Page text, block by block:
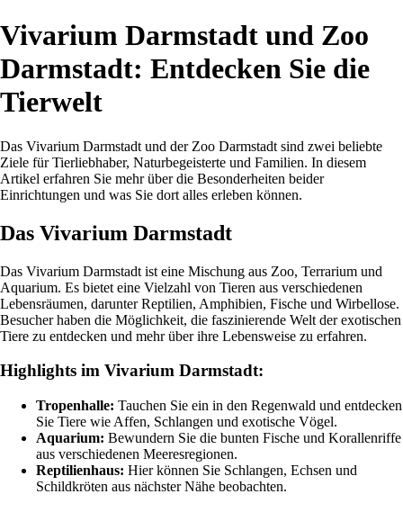
Vivarium Darmstadt und Zoo
Darmstadt: Entdecken Sie die
Tierwelt
Das Vivarium Darmstadt und der Zoo Darmstadt sind zwei beliebte
Ziele für Tierliebhaber, Naturbegeisterte und Familien. In diesem
Artikel erfahren Sie mehr über die Besonderheiten beider
Einrichtungen und was Sie dort alles erleben können.
Das Vivarium Darmstadt
Das Vivarium Darmstadt ist eine Mischung aus Zoo, Terrarium und
Aquarium. Es bietet eine Vielzahl von Tieren aus verschiedenen
Lebensräumen, darunter Reptilien, Amphibien, Fische und Wirbellose.
Besucher haben die Möglichkeit, die faszinierende Welt der exotischen
Tiere zu entdecken und mehr über ihre Lebensweise zu erfahren.
Highlights im Vivarium Darmstadt:
Tropenhalle: Tauchen Sie ein in den Regenwald und entdecken
Sie Tiere wie Affen, Schlangen und exotische Vögel.
Aquarium: Bewundern Sie die bunten Fische und Korallenriffe
aus verschiedenen Meeresregionen.
Reptilienhaus: Hier können Sie Schlangen, Echsen und
Schildkröten aus nächster Nähe beobachten.